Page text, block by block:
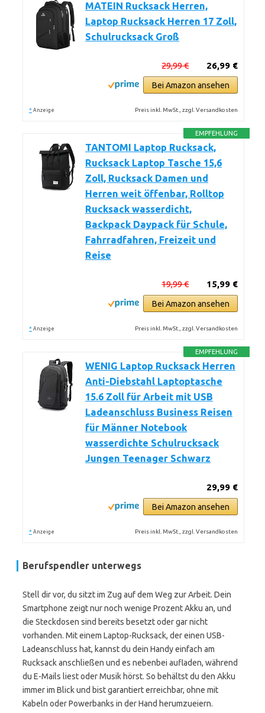
MATEIN Rucksack Herren,
Laptop Rucksack Herren 17 Zoll,
Schulrucksack Groß
26,99 €
29,99 €
Bei Amazon ansehen
* Anzeige Preis inkl. MwSt., zzgl. Versandkosten
EMPFEHLUNG
TANTOMI Laptop Rucksack,
Rucksack Laptop Tasche 15,6
Zoll, Rucksack Damen und
Herren weit öffenbar, Rolltop
Rucksack wasserdicht,
Backpack Daypack für Schule,
Fahrradfahren, Freizeit und
Reise
15,99 €
19,99 €
Bei Amazon ansehen
* Anzeige Preis inkl. MwSt., zzgl. Versandkosten
EMPFEHLUNG
WENIG Laptop Rucksack Herren
Anti-Diebstahl Laptoptasche
15.6 Zoll für Arbeit mit USB
Ladeanschluss Business Reisen
für Männer Notebook
wasserdichte Schulrucksack
Jungen Teenager Schwarz
29,99 €
Bei Amazon ansehen
* Anzeige Preis inkl. MwSt., zzgl. Versandkosten
Berufspendler unterwegs
Stell dir vor, du sitzt im Zug auf dem Weg zur Arbeit. Dein
Smartphone zeigt nur noch wenige Prozent Akku an, und
die Steckdosen sind bereits besetzt oder gar nicht
vorhanden. Mit einem Laptop-Rucksack, der einen USB-
Ladeanschluss hat, kannst du dein Handy einfach am
Rucksack anschließen und es nebenbei aufladen, während
du E-Mails liest oder Musik hörst. So behältst du den Akku
immer im Blick und bist garantiert erreichbar, ohne mit
Kabeln oder Powerbanks in der Hand herumzueiern.